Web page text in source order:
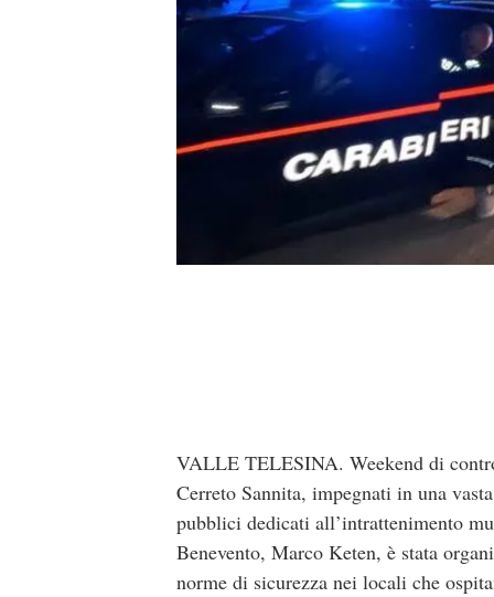
VALLE TELESINA. Weekend di
Cerreto Sannita, impegnati in una
pubblici dedicati all’intrattenimento
Benevento, Marco Keten, è stata
norme di sicurezza nei locali che